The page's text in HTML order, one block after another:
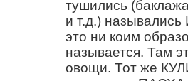
тушились
и т.д.)
это ни коим
называется. Там
овощи. Тот же